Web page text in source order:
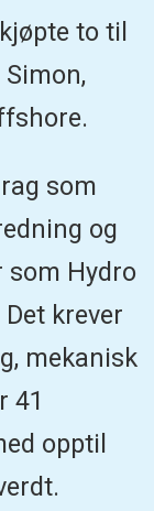
to til
som
og
som Hydro
krever
mekanisk
41
opptil